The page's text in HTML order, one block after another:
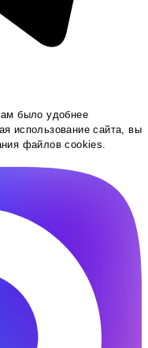
было удобнее
использование сайта, вы
файлов cookies.